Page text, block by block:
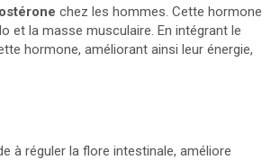
chez les hommes. Cette hormone
et la masse musculaire. En intégrant le
hormone, améliorant ainsi leur énergie,
à réguler la flore intestinale, améliore